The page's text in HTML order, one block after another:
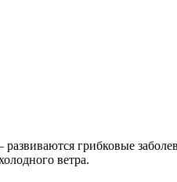
грибковые
ветра.